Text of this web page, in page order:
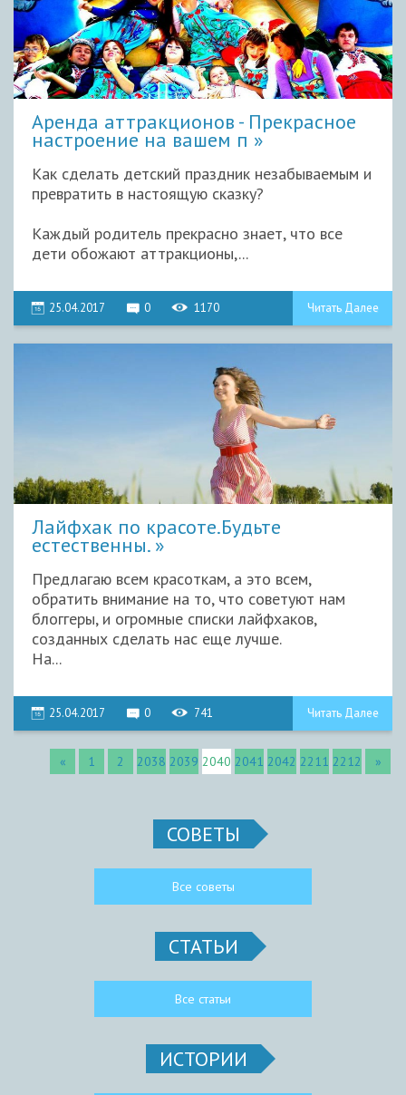
Аренда аттракционов - Прекрасное
настроение на вашем п
Как сделать детский праздник незабываемым и
превратить в настоящую сказку?
Каждый родитель прекрасно знает, что все
дети обожают аттракционы,...
25.04.2017 0 1170 Читать Далее
Лайфхак по красоте.Будьте
естественны.
Предлагаю всем красоткам, а это всем,
обратить внимание на то, что советуют нам
блоггеры, и огромные списки лайфхаков,
созданных сделать нас еще лучше.
На...
25.04.2017 0 741 Читать Далее
« 1 2 2038 2039 2040 2041 2042 2211 2212 »
СОВЕТЫ
Все советы
СТАТЬИ
Все статьи
ИСТОРИИ